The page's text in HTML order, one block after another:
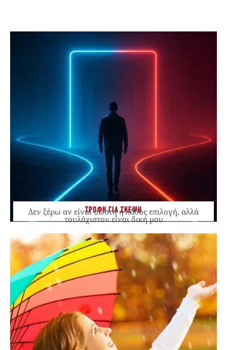
ΤΡΟΦΗ ΓΙΑ ΣΚΕΨΗ
Δεν ξέρω αν είναι σωστή ή λάθος επιλογή, αλλά
τουλάχιστον είναι δική μου